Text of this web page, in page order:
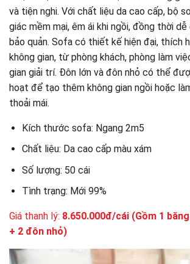
và tiện nghi. Với chất liệu da cao cấp, bộ
giác mềm mại, êm ái khi ngồi, đồng thời dễ
bảo quản. Sofa có thiết kế hiện đại, thích
không gian, từ phòng khách, phòng làm
gian giải trí. Đôn lớn và đôn nhỏ có thể
hoạt để tạo thêm không gian ngồi hoặc
thoải mái.
Kích thước sofa: Ngang 2m5
Chất liệu: Da cao cấp màu xám
Số lượng: 50 cái
Tình trạng: Mới 99%
Giá thanh lý: 8.650.000đ/cái (Gồm 1
+ 2 đôn nhỏ)